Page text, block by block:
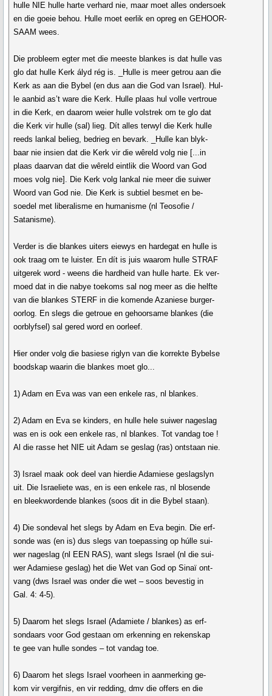
hulle NIE hulle harte verhard nie, maar moet alles ondersoek
en die goeie behou. Hulle moet eerlik en opreg en GEHOOR-
SAAM wees.
Die probleem egter met die meeste blankes is dat hulle vas
glo dat hulle Kerk ályd rég is. _Hulle is meer getrou aan die
Kerk as aan die Bybel (en dus aan die God van Israel). Hul-
le aanbid as’t ware die Kerk. Hulle plaas hul volle vertroue
in die Kerk, en daarom weier hulle volstrek om te glo dat
die Kerk vir hulle (sal) lieg. Dít alles terwyl die Kerk hulle
reeds lankal belieg, bedrieg en bevark. _Hulle kan blyk-
baar nie insien dat die Kerk vir die wêreld volg nie [...in
plaas daarvan dat die wêreld eintlik die Woord van God
moes volg nie]. Die Kerk volg lankal nie meer die suiwer
Woord van God nie. Die Kerk is subtiel besmet en be-
soedel met liberalisme en humanisme (nl Teosofie /
Satanisme).
Verder is die blankes uiters eiewys en hardegat en hulle is
ook traag om te luister. En dít is juis waarom hulle STRAF
uitgerek word - weens die hardheid van hulle harte. Ek ver-
moed dat in die nabye toekoms sal nog meer as die helfte
van die blankes STERF in die komende Azaniese burger-
oorlog. En slegs die getroue en gehoorsame blankes (die
oorblyfsel) sal gered word en oorleef.
Hier onder volg die basiese riglyn van die korrekte Bybelse
boodskap waarin die blankes moet glo...
1) Adam en Eva was van een enkele ras, nl blankes.
2) Adam en Eva se kinders, en hulle hele suiwer nageslag
was en is ook een enkele ras, nl blankes. Tot vandag toe !
Al die rasse het NIE uit Adam se geslag (ras) ontstaan nie.
3) Israel maak ook deel van hierdie Adamiese geslagslyn
uit. Die Israeliete was, en is een enkele ras, nl blosende
en bleekwordende blankes (soos dit in die Bybel staan).
4) Die sondeval het slegs by Adam en Eva begin. Die erf-
sonde was (en is) dus slegs van toepassing op húlle sui-
wer nageslag (nl EEN RAS), want slegs Israel (nl die sui-
wer Adamiese geslag) het die Wet van God op Sinaï ont-
vang (dws Israel was onder die wet – soos bevestig in
Gal. 4: 4-5).
5) Daarom het slegs Israel (Adamiete / blankes) as erf-
sondaars voor God gestaan om erkenning en rekenskap
te gee van hulle sondes – tot vandag toe.
6) Daarom het slegs Israel voorheen in aanmerking ge-
kom vir vergifnis, en vir redding, dmv die offers en die